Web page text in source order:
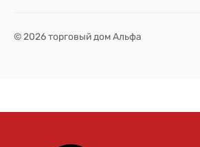
© 2026 торговый дом Альфа